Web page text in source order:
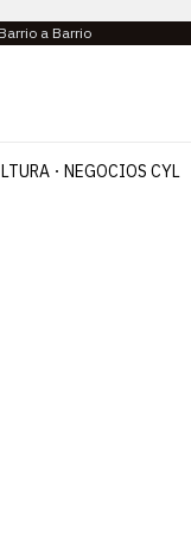
a Barrio
NEGOCIOS CYL